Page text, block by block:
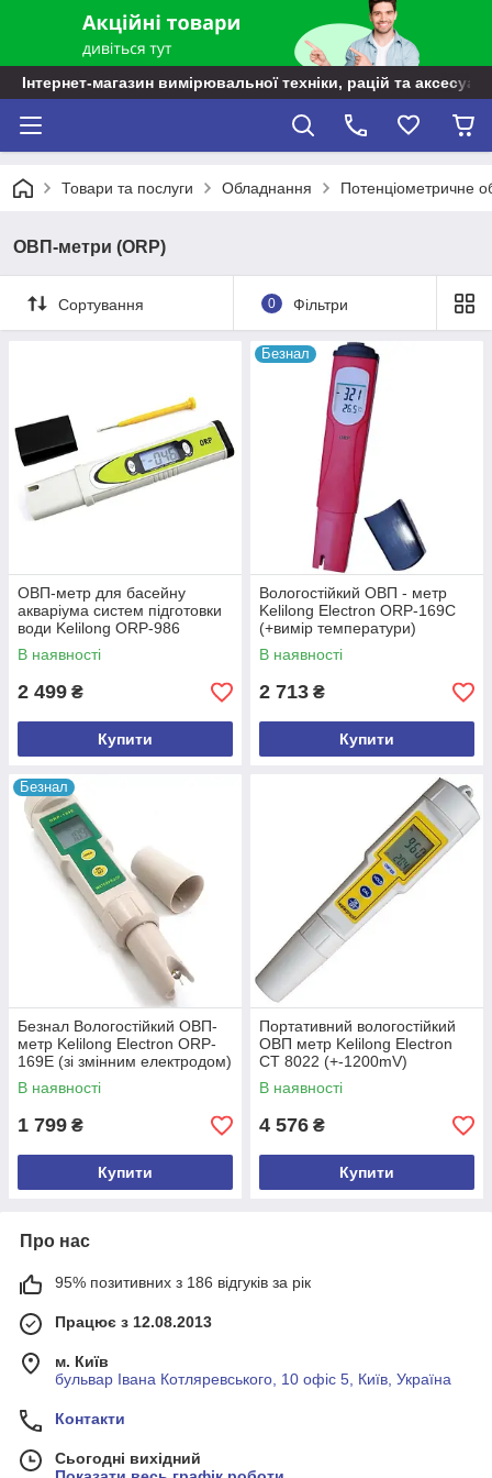
Інтернет-магазин вимірювальної техніки, рацій та
Товари та послуги Обладнання Потенціометричне
ОВП-метри (ORP)
Сортування 0 Фільтри
ОВП-метр для басейну
акваріума систем підготовки
води Kelilong ORP-986
(mdr_5114)
В наявності
2 499 ₴
Купити
Безнал
Вологостійкий ОВП - метр
Kelilong Electron ORP-169С
(+вимір температури)
(mdr_2251)
В наявності
2 713 ₴
Купити
Безнал
Безнал Вологостійкий ОВП-
метр Kelilong Electron ORP-
169E (зі змінним електродом)
+20% (mdr_2250)
В наявності
1 799 ₴
Купити
Портативний вологостійкий
ОВП метр Kelilong Electron
СТ 8022 (+-1200mV)
(mdr_2311)
В наявності
4 576 ₴
Купити
Про нас
95% позитивних з 186 відгуків за рік
Працює з 12.08.2013
м. Київ
бульвар Івана Котляревського, 10 офіс 5, Київ, Україна
Контакти
Сьогодні вихідний